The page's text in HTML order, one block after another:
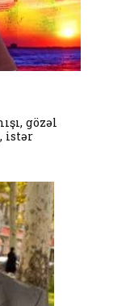
gözəl
istər